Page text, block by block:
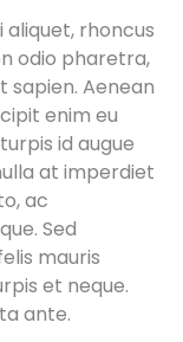
aliquet, rhoncus
odio pharetra,
sapien. Aenean
enim eu
id augue
at imperdiet
ac
Sed
mauris
et neque.
ante.